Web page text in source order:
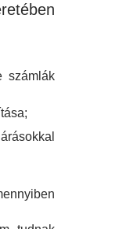
számlák